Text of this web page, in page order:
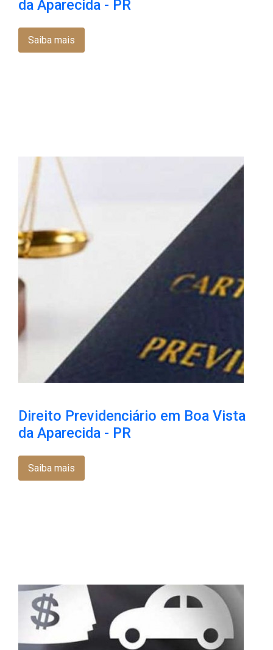
da Aparecida - PR
Saiba mais
Direito Previdenciário em Boa Vista
da Aparecida - PR
Saiba mais